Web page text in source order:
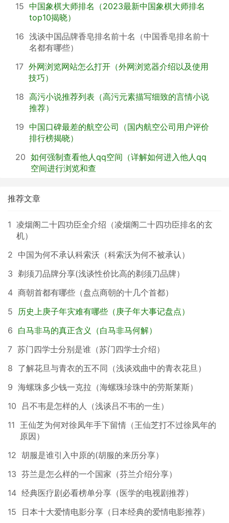
15 中国象棋大师排名（2023最新中国象棋大师排名
top10揭晓）
16 浅谈中国品牌香皂排名前十名（中国香皂排名前十
名都有哪些）
17 外网浏览网站怎么打开（外网浏览器介绍以及使用
技巧）
18 高污小说推荐列表（高污元素描写细致的言情小说
推荐）
19 中国口碑最差的航空公司（国内航空公司用户评价
排行榜揭晓）
20 如何强制查看他人qq空间（详解如何进入他人qq
空间进行浏览和查
推荐文章
1 凌烟阁二十四功臣全介绍（凌烟阁二十四功臣排名的玄
机）
2 中国为何不承认科索沃（科索沃为何不被承认）
3 剃须刀品牌分享(浅谈性价比高的剃须刀品牌）
4 商朝首都有哪些（盘点商朝的十几个首都）
5
历史上庚子年灾难有哪些（庚子年大事记盘点）
6 白马非马的真正含义（白马非马何解）
7 苏门四学士分别是谁（苏门四学士介绍）
8 了解花旦与青衣的五不同（浅谈戏曲中的青衣花旦）
9 海螺珠多少钱一克拉（海螺珠珍珠中的劳斯莱斯）
10
吕不韦是怎样的人（浅谈吕不韦的一生）
11 王仙芝为何对徐凤年手下留情（王仙芝打不过徐凤年的
原因）
12 胡服是谁引入中原的(胡服的来历分享）
13 芬兰是怎么样的一个国家（芬兰介绍分享）
14 经典医疗剧必看榜单分享（医学的电视剧推荐）
15
日本十大爱情电影分享（日本经典的爱情电影推荐）